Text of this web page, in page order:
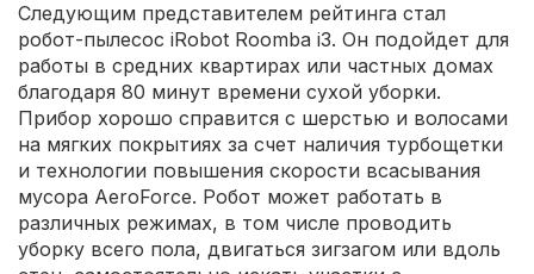
Следующим представителем рейтинга стал
робот-пылесос iRobot Roomba i3. Он подойдет для
работы в средних квартирах или частных домах
благодаря 80 минут времени сухой уборки.
Прибор хорошо справится с шерстью и волосами
на мягких покрытиях за счет наличия турбощетки
и технологии повышения скорости всасывания
мусора AeroForce. Робот может работать в
различных режимах, в том числе проводить
уборку всего пола, двигаться зигзагом или вдоль